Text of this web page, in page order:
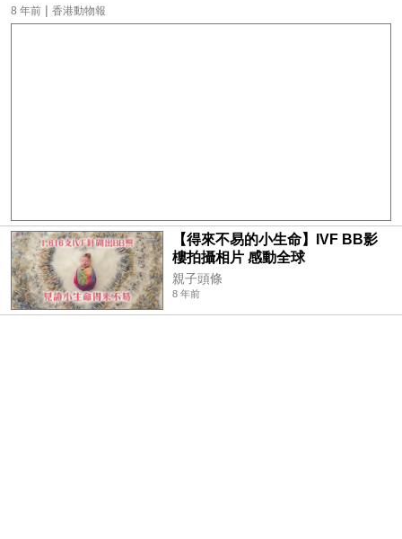
8 年前 | 香港動物報
【得來不易的小生命】IVF BB影
樓拍攝相片 感動全球
親子頭條
8 年前